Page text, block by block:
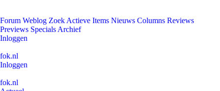
Forum Weblog Zoek Actieve Items Nieuws Columns Reviews
Previews Specials Archief
Inloggen
fok.nl
Inloggen
fok.nl